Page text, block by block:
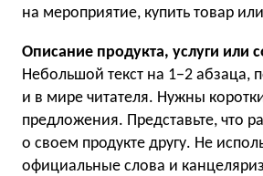
на мероприятие, купить товар или
Описание продукта, услуги или
Небольшой текст на 1−2 абзаца,
и в мире читателя. Нужны
предложения. Представьте, что
о своем продукте другу. Не
официальные слова и